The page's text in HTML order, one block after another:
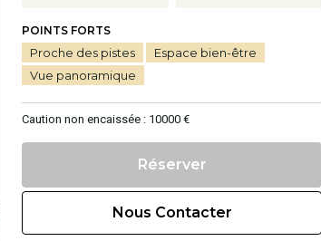
POINTS FORTS
Proche des pistes
Espace bien-être
Vue panoramique
Caution non encaissée : 10000 €
Réserver
Nous Contacter